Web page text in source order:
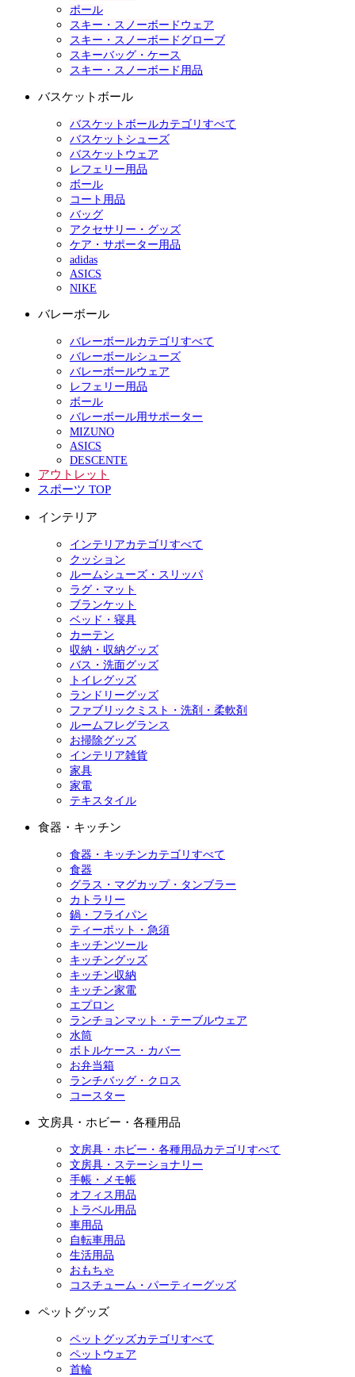
ポール
スキー・スノーボードウェア
スキー・スノーボードグローブ
スキーバッグ・ケース
スキー・スノーボード用品
バスケットボール
バスケットボールカテゴリすべて
バスケットシューズ
バスケットウェア
レフェリー用品
ボール
コート用品
バッグ
アクセサリー・グッズ
ケア・サポーター用品
adidas
ASICS
NIKE
バレーボール
バレーボールカテゴリすべて
バレーボールシューズ
バレーボールウェア
レフェリー用品
ボール
バレーボール用サポーター
MIZUNO
ASICS
DESCENTE
アウトレット
スポーツ TOP
インテリア
インテリアカテゴリすべて
クッション
ルームシューズ・スリッパ
ラグ・マット
ブランケット
ベッド・寝具
カーテン
収納・収納グッズ
バス・洗面グッズ
トイレグッズ
ランドリーグッズ
ファブリックミスト・洗剤・柔軟剤
ルームフレグランス
お掃除グッズ
インテリア雑貨
家具
家電
テキスタイル
食器・キッチン
食器・キッチンカテゴリすべて
食器
グラス・マグカップ・タンブラー
カトラリー
鍋・フライパン
ティーポット・急須
キッチンツール
キッチングッズ
キッチン収納
キッチン家電
エプロン
ランチョンマット・テーブルウェア
水筒
ボトルケース・カバー
お弁当箱
ランチバッグ・クロス
コースター
文房具・ホビー・各種用品
文房具・ホビー・各種用品カテゴリすべて
文房具・ステーショナリー
手帳・メモ帳
オフィス用品
トラベル用品
車用品
自転車用品
生活用品
おもちゃ
コスチューム・パーティーグッズ
ペットグッズ
ペットグッズカテゴリすべて
ペットウェア
首輪